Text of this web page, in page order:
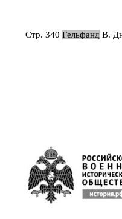
Стр. 340 Гельфанд В.